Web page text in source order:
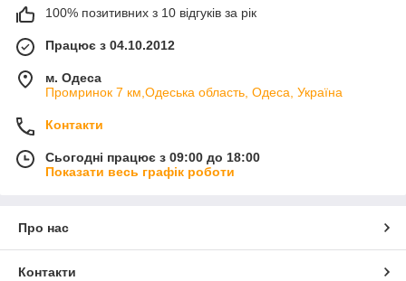
100% позитивних з 10 відгуків за рік
Працює з 04.10.2012
м. Одеса
Промринок 7 км,Одеська область, Одеса, Україна
Контакти
Сьогодні працює з 09:00 до 18:00
Показати весь графік роботи
Про нас
Контакти